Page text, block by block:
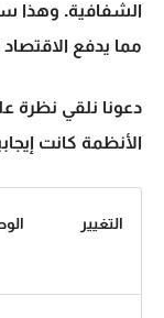
الشفافية. وهذا
مما يدفع الاقتصاد
دعونا نلقي نظرة
الأنظمة كانت
التغيير